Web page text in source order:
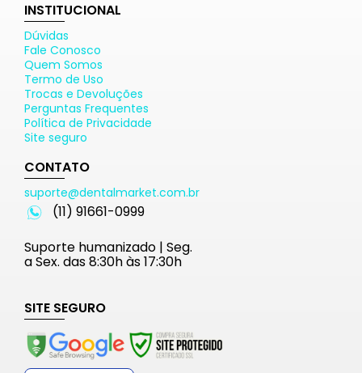
INSTITUCIONAL
Dúvidas
Fale Conosco
Quem Somos
Termo de Uso
Trocas e Devoluções
Perguntas Frequentes
Política de Privacidade
Site seguro
CONTATO
suporte@dentalmarket.com.br
(11) 91661-0999
Suporte humanizado | Seg.
a Sex. das 8:30h às 17:30h
SITE SEGURO